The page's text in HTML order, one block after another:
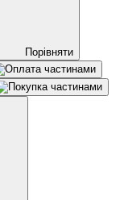
Порівняти